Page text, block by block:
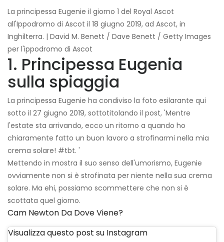
La principessa Eugenie il giorno 1 del Royal Ascot
all'Ippodromo di Ascot il 18 giugno 2019, ad Ascot, in
Inghilterra. | David M. Benett / Dave Benett / Getty Images
per l'ippodromo di Ascot
1. Principessa Eugenia
sulla spiaggia
La principessa Eugenie ha condiviso la foto esilarante qui
sotto il 27 giugno 2019, sottotitolando il post, 'Mentre
l'estate sta arrivando, ecco un ritorno a quando ho
chiaramente fatto un buon lavoro a strofinarmi nella mia
crema solare! #tbt. '
Mettendo in mostra il suo senso dell'umorismo, Eugenie
ovviamente non si è strofinata per niente nella sua crema
solare. Ma ehi, possiamo scommettere che non si è
scottata quel giorno.
Cam Newton Da Dove Viene?
Visualizza questo post su Instagram